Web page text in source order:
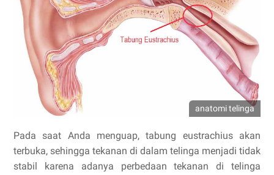
anatomi telinga
Pada saat Anda menguap, tabung eustrachius akan
terbuka, sehingga tekanan di dalam telinga menjadi tidak
stabil karena adanya perbedaan tekanan di telinga